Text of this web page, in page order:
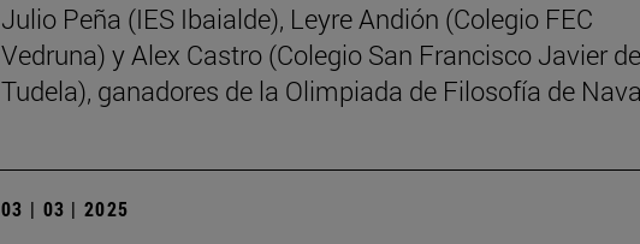
Julio Peña (IES Ibaialde), Leyre Andión (Colegio FEC
Vedruna) y Alex Castro (Colegio San Francisco Javier de
Tudela), ganadores de la Olimpiada de Filosofía de
03 | 03 | 2025